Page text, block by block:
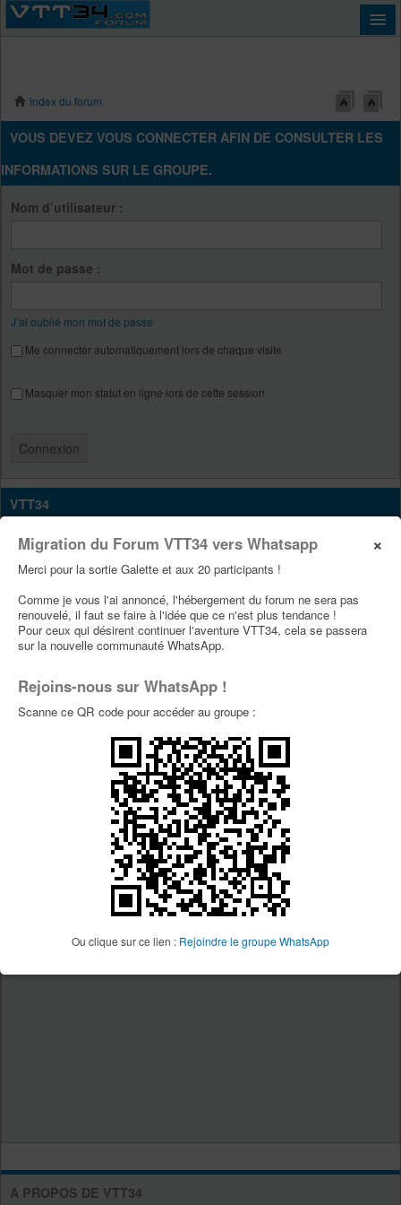
×
Migration du Forum VTT34 vers Whatsapp
Merci pour la sortie Galette et aux 20 participants !
Comme je vous l'ai annoncé, l'hébergement du forum ne sera pas
renouvelé, il faut se faire à l'idée que ce n'est plus tendance !
Pour ceux qui désirent continuer l'aventure VTT34, cela se passera
sur la nouvelle communauté WhatsApp.
Rejoins-nous sur WhatsApp !
Scanne ce QR code pour accéder au groupe :
Ou clique sur ce lien : Rejoindre le groupe WhatsApp
Index du forum
VOUS DEVEZ VOUS CONNECTER AFIN DE CONSULTER LES
INFORMATIONS SUR LE GROUPE.
Nom d’utilisateur :
Mot de passe :
J’ai oublié mon mot de passe
Me connecter automatiquement lors de chaque visite
Masquer mon statut en ligne lors de cette session
VTT34
Site Vtt34
Page Facebook Vtt34
PUBLICITÉS
A PROPOS DE VTT34